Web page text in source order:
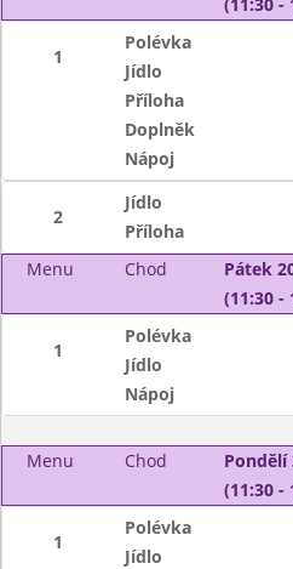
1
Polévka
Jídlo
Příloha
Doplněk
Nápoj
2
Jídlo
Příloha
Menu
Chod
Pátek
(11:30 -
1
Polévka
Jídlo
Nápoj
Menu Chod
Pondělí
(11:30 -
1
Polévka
Jídlo